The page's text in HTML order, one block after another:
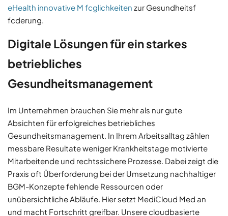
eHealth innovative M fcglichkeiten zur Gesundheitsf
fcderung.
Digitale Lösungen für ein starkes
betriebliches
Gesundheitsmanagement
Im Unternehmen brauchen Sie mehr als nur gute
Absichten für erfolgreiches betriebliches
Gesundheitsmanagement. In Ihrem Arbeitsalltag zählen
messbare Resultate weniger Krankheitstage motivierte
Mitarbeitende und rechtssichere Prozesse. Dabei zeigt die
Praxis oft Überforderung bei der Umsetzung nachhaltiger
BGM-Konzepte fehlende Ressourcen oder
unübersichtliche Abläufe. Hier setzt MediCloud Med an
und macht Fortschritt greifbar. Unsere cloudbasierte